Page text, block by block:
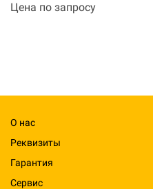
Цена по запросу
О нас
Реквизиты
Гарантия
Сервис